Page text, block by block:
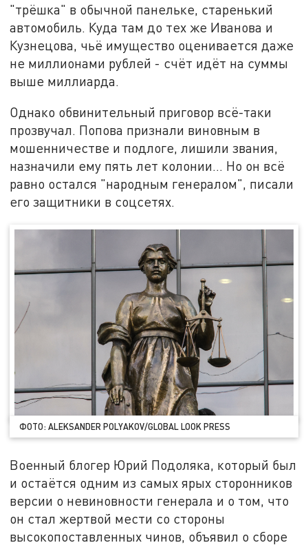
"трёшка" в обычной панельке, старенький
автомобиль. Куда там до тех же Иванова и
Кузнецова, чьё имущество оценивается даже
не миллионами рублей - счёт идёт на суммы
выше миллиарда.
Однако обвинительный приговор всё-таки
прозвучал. Попова признали виновным в
мошенничестве и подлоге, лишили звания,
назначили ему пять лет колонии... Но он всё
равно остался "народным генералом", писали
его защитники в соцсетях.
ФОТО: ALEKSANDER POLYAKOV/GLOBAL LOOK PRESS
Военный блогер Юрий Подоляка, который был
и остаётся одним из самых ярых сторонников
версии о невиновности генерала и о том, что
он стал жертвой мести со стороны
высокопоставленных чинов, объявил о сборе